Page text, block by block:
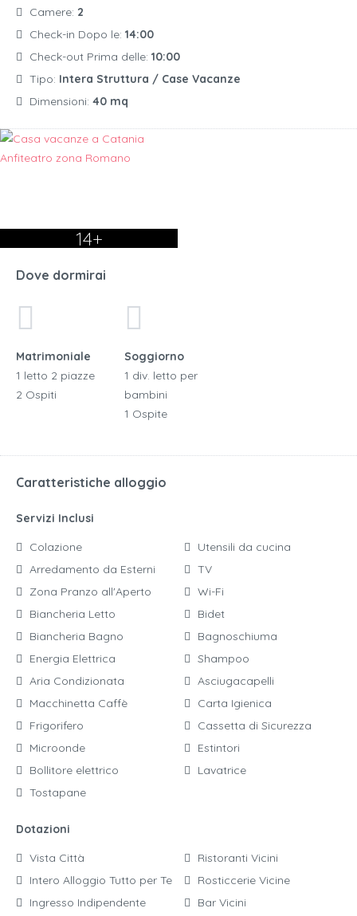
Camere: 2
Check-in Dopo le: 14:00
Check-out Prima delle: 10:00
Tipo: Intera Struttura / Case Vacanze
Dimensioni: 40 mq
14+
Dove dormirai
Matrimoniale
1 letto 2 piazze
2 Ospiti
Soggiorno
1 div. letto per
bambini
1 Ospite
Caratteristiche alloggio
Servizi Inclusi
Colazione
Arredamento da Esterni
Zona Pranzo all'Aperto
Biancheria Letto
Biancheria Bagno
Energia Elettrica
Aria Condizionata
Macchinetta Caffè
Frigorifero
Microonde
Bollitore elettrico
Tostapane
Utensili da cucina
TV
Wi-Fi
Bidet
Bagnoschiuma
Shampoo
Asciugacapelli
Carta Igienica
Cassetta di Sicurezza
Estintori
Lavatrice
Dotazioni
Vista Città
Intero Alloggio Tutto per Te
Ingresso Indipendente
Ristoranti Vicini
Rosticcerie Vicine
Bar Vicini